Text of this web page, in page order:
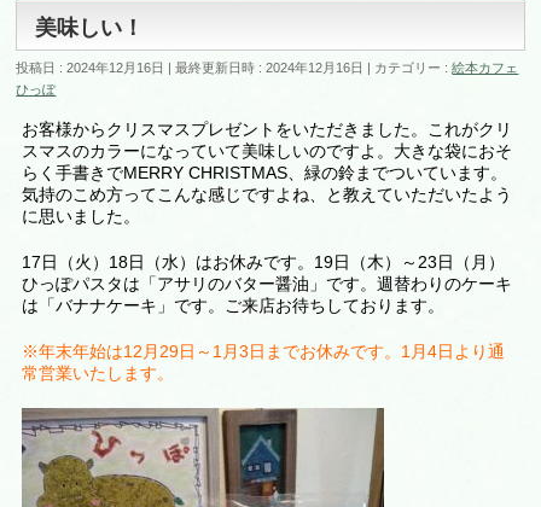
美味しい！
投稿日 : 2024年12月16日 最終更新日時 : 2024年12月16日 カテゴリー :絵本カフェ
ひっぽ
お客様からクリスマスプレゼントをいただきました。これがクリ
スマスのカラーになっていて美味しいのですよ。大きな袋におそ
らく手書きでMERRY CHRISTMAS、緑の鈴までついています。
気持のこめ方ってこんな感じですよね、と教えていただいたよう
に思いました。
17日（火）18日（水）はお休みです。19日（木）～23日（月）
ひっぽパスタは「アサリのバター醤油」です。週替わりのケーキ
は 「バナナケーキ 」です。ご来店お待ちしております。
※年末年始は12月29日～1月3日までお休みです。1月4日より通
常営業いたします。